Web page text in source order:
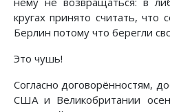
кругах принято считать, что
Берлин потому что берегли
Это чушь!
Согласно договорённостям,
США и Великобритании